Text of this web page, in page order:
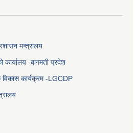
मन्त्रालय
कार्यालय -बागमती प्रदेश
विकास कार्यक्रम -LGCDP